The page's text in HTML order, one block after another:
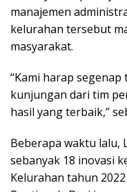
manajemen
kelurahan tersebut
masyarakat.
“Kami harap
kunjungan dari tim
hasil yang terbaik,”
Beberapa waktu lalu,
sebanyak 18 inovasi
Kelurahan tahun